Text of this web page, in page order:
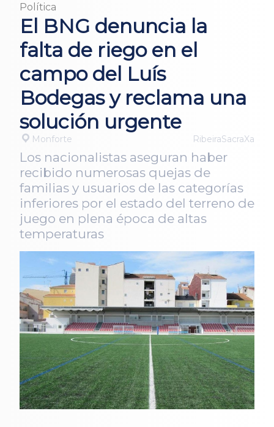
Política
El BNG denuncia la
falta de riego en el
campo del Luís
Bodegas y reclama una
solución urgente
Monforte RibeiraSacraXa
Los nacionalistas aseguran haber
recibido numerosas quejas de
familias y usuarios de las categorías
inferiores por el estado del terreno de
juego en plena época de altas
temperaturas